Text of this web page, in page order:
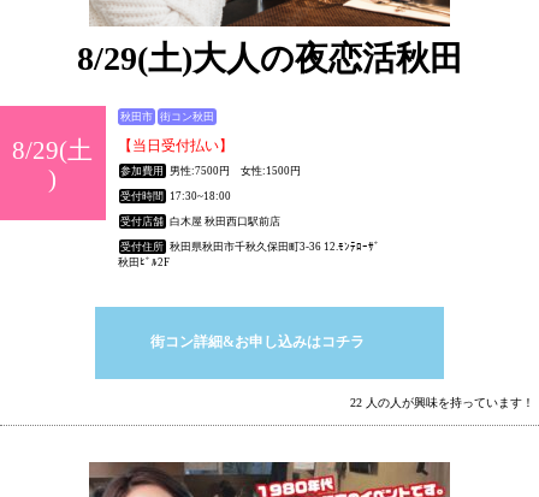
8/29(土)大人の夜恋活秋田
8/29(土
)
秋田市 街コン秋田
【当日受付払い】
参加費用 男性:7500円 女性:1500円
受付時間 17:30~18:00
受付店舗 白木屋 秋田西口駅前店
受付住所 秋田県秋田市千秋久保田町3-36 12.ﾓﾝﾃﾛｰｻﾞ
秋田ﾋﾞﾙ2F
街コン詳細&お申し込みはコチラ
22 人の人が興味を持っています！